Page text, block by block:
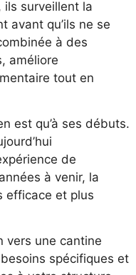
ils surveillent la
avant qu’ils ne se
à des
améliore
tout en
est qu’à ses débuts.
de
à venir, la
efficace et plus
vers une cantine
spécifiques et